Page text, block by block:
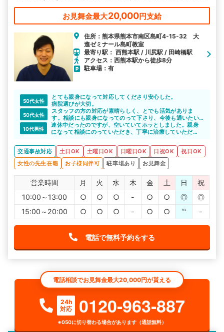
いやすい環境を整えております。皆様のお越しをお待ちしており
お見舞金最大20,000円支給
住所：熊本県熊本市南区島町4-15-32 大
進ゼミナール島町教室
最寄り駅： 西熊本駅 / 川尻駅 / 田崎橋駅
アクセス：西熊本駅から徒歩8分
駐車場：有
50代女性
とても親身になって対応してくださり安心した。
病院選びが大切。
50代女性
スタッフの方の対応が素晴らしく、とでも活気がありま
す。相談にも親身になってのって下さり、今後も通いたい
です。
10代男性
連休中だったのですが、空いていてホッとしました。親身
になって相談にのっていただき、丁寧に治療していただ
交通事故対応
土日OK 土曜日OK 日曜日OK 日祝OK
祝日OK
女性の先生在籍
お子様同伴可 駐車場あり お見舞金
営業時間 月 火 水 木 金 土 日
祝
10:00～13:00
○ ○ ○ - ○ ○ ◎
◎
15:00～20:00
○ ○ ○ - ○ ○ ℡ -
電話で無料予約をする
電話相談でお見舞金最大20,000円が貰える
24h
対応
0120-963-887
※050に切り替わる場合があります（通話無料）